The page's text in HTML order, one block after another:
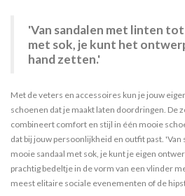
'Van sandalen met linten tot
met sok, je kunt het
hand zetten.'
Met de veters en accessoires kun je jouw
schoenen dat je maakt laten doordringen. De
combineert comfort en stijl in één mooie
dat bij jouw persoonlijkheid en outfit past.
mooie sandaal met sok, je kunt je eigen
prachtig bedeltje in de vorm van een vlinder
meest elitaire sociale evenementen of de